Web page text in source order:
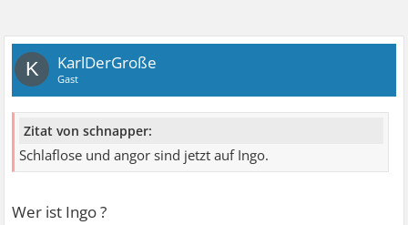
K KarlDerGroße
Gast
Zitat von schnapper:
Schlaflose und angor sind jetzt auf Ingo.
Wer ist Ingo ?